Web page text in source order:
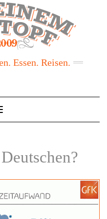
Essen. Reisen.